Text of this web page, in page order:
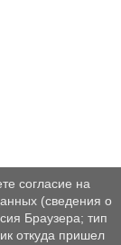
согласие на
(сведения о
Браузера; тип
откуда пришел